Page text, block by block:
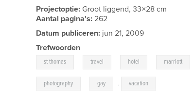
Projectoptie: Groot liggend, 33×28 cm
Aantal pagina's:262
Datum publiceren: jun 21, 2009
Trefwoorden
st thomas travel hotel marriott
photography gay , vacation